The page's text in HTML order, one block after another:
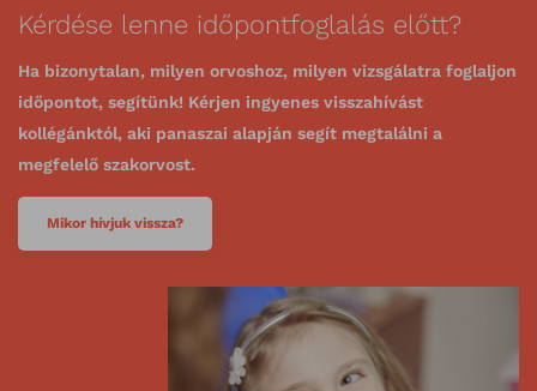
Kérdése lenne időpontfoglalás előtt?
Ha bizonytalan, milyen orvoshoz, milyen vizsgálatra foglaljon
időpontot, segítünk! Kérjen ingyenes visszahívást
kollégánktól, aki panaszai alapján segít megtalálni a
megfelelő szakorvost.
Mikor hívjuk vissza?